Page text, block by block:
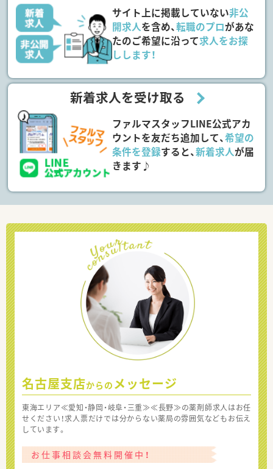
サイト上に掲載していない非公
開求人を含め、転職のプロがあな
たのご希望に沿って求人をお探
しします！
新着求人を受け取る
ファルマスタッフLINE公式アカ
ウントを友だち追加して、希望の
条件を登録すると、新着求人が届
きます♪
名古屋支店からの メッセージ
東海エリア≪愛知・静岡・岐阜・三重≫≪長野≫の薬剤師求人はお任
せください！求人票だけでは分からない薬局の雰囲気などもお伝え
しています。
お仕事相談会無料開催中！